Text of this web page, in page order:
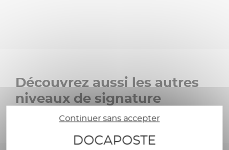
Découvrez aussi les autres
niveaux de signature
électronique
Continuer sans accepter
DOCAPOSTE